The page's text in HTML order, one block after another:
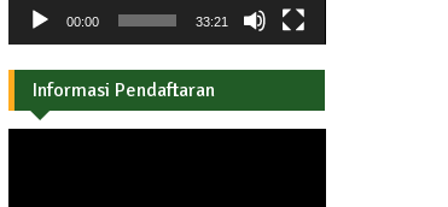
00:00 33:21
Informasi Pendaftaran